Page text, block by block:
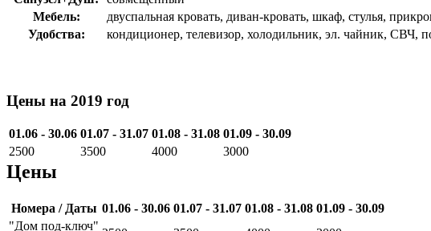
Мебель:
двуспальная кровать, диван-кровать, шкаф, стулья,
Удобства:
кондиционер, телевизор, холодильник, эл. чайник, СВЧ,
Цены на 2019 год
01.06 - 30.06 01.07 - 31.07 01.08 - 31.08 01.09 - 30.09
2500
3500 4000 3000
Цены
Номера / Даты 01.06 - 30.06 01.07 - 31.07 01.08 - 31.08 01.09 - 30.09
"Дом под-ключ"